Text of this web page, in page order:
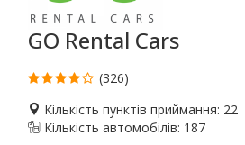
GO Rental Cars
(326)
Кількість пунктів приймання: 22
Кількість автомобілів: 187